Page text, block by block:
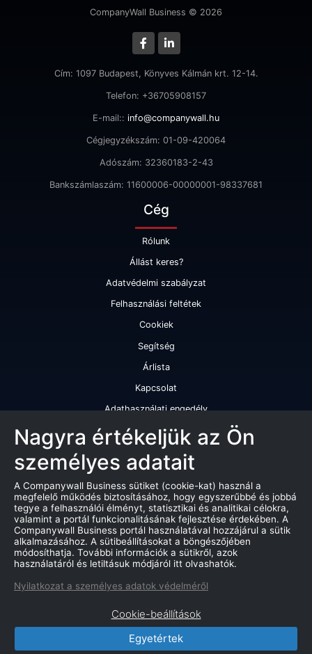
CompanyWall Business © 2026
Cím: 1097 Budapest, Könyves Kálmán krt. 12-14.
Telefon: +36705908157
E-mail:: info@companywall.hu
Cégjegyzékszám: 01-09-420064
Adószám: 32360183-2-43
Bankszámlaszám: 11600006-00000001-98337681
Cég
Rólunk
Állást keres?
Adatvédelmi szabályzat
Felhasználási feltétek
Cookiek
Segítség
Árlista
Kapcsolat
Adathasználati engedély
Szolgáltatásaink
Cégminősítés
Cégminősítési riport
Kiváló cégminősítési tanúsítvány
Termékek
Companywall Business - Adattovábbítási szerződés
Marketing adatbázis
Nagyra értékeljük az Ön
személyes adatait
A Companywall Business sütiket (cookie-kat) használ a
megfelelő működés biztosításához, hogy egyszerűbbé és jobbá
tegye a felhasználói élményt, statisztikai és analitikai célokra,
valamint a portál funkcionalitásának fejlesztése érdekében. A
Companywall Business portál használatával hozzájárul a sütik
alkalmazásához. A sütibeállításokat a böngészőjében
módosíthatja. További információk a sütikről, azok
használatáról és letiltásuk módjáról itt olvashatók.
Nyilatkozat a személyes adatok védelméről
Cookie-beállítások
Egyetértek